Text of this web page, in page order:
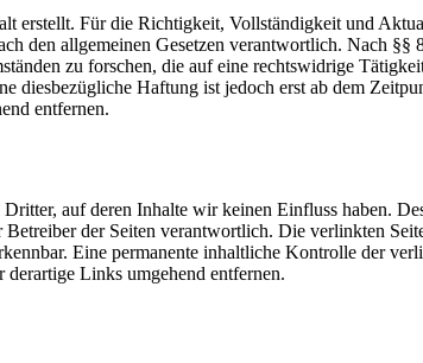
erstellt. Für die Richtigkeit, Vollständigkeit und
den allgemeinen Gesetzen verantwortlich. Nach
zu forschen, die auf eine rechtswidrige
diesbezügliche Haftung ist jedoch erst ab dem
entfernen.
auf deren Inhalte wir keinen Einfluss haben.
der Seiten verantwortlich. Die verlinkten
Eine permanente inhaltliche Kontrolle der
Links umgehend entfernen.